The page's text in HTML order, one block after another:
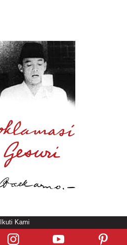
Ikuti Kami
in 3.3444 [103]